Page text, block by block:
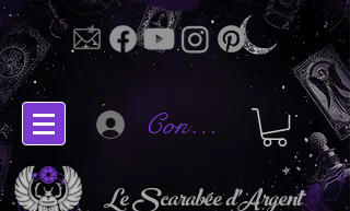
Connectez-vous